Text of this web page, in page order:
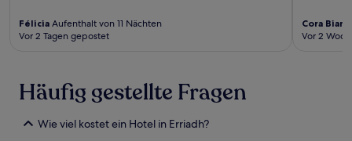
Félicia Aufenthalt von 11 Nächten
Vor 2 Tagen gepostet
Cora
Vor 2
Häufig gestellte Fragen
Wie viel kostet ein Hotel in Erriadh?